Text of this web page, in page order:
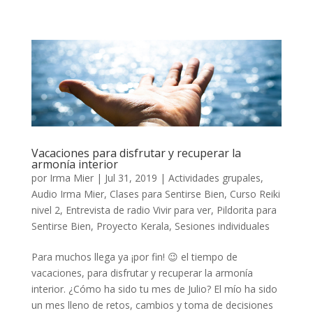
Vacaciones para disfrutar y recuperar la
armonía interior
por Irma Mier| Jul 31, 2019 | Actividades grupales,
Audio Irma Mier, Clases para Sentirse Bien, Curso Reiki
nivel 2, Entrevista de radio Vivir para ver, Pildorita para
Sentirse Bien, Proyecto Kerala, Sesiones individuales
Para muchos llega ya ¡por fin! 😉 el tiempo de
vacaciones, para disfrutar y recuperar la armonía
interior. ¿Cómo ha sido tu mes de Julio? El mío ha sido
un mes lleno de retos, cambios y toma de decisiones